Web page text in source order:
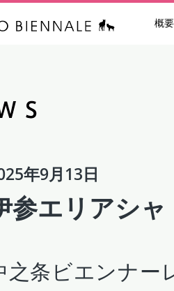
中之条ビエ
概要
年9月13日
参エリアシ
之条ビエンナー